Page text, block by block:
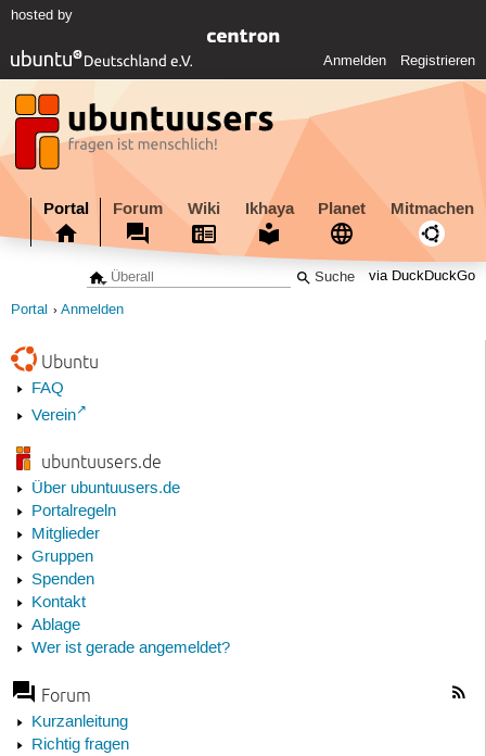
hosted by
Anmelden Registrieren
Portal Forum Wiki Ikhaya Planet Mitmachen
via DuckDuckGo
Portal Anmelden
Ubuntu
FAQ
Verein
ubuntuusers.de
Über ubuntuusers.de
Portalregeln
Mitglieder
Gruppen
Spenden
Kontakt
Ablage
Wer ist gerade angemeldet?
Forum
Kurzanleitung
Richtig fragen